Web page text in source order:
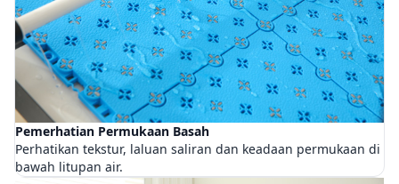
Pemerhatian Permukaan Basah
Perhatikan tekstur, laluan saliran dan keadaan permukaan di
bawah litupan air.